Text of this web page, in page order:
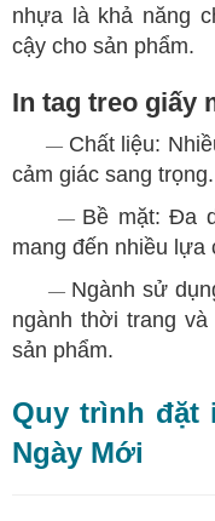
nhựa là khả năng
cậy cho sản phẩm.
In tag treo giấy
— Chất liệu:
cảm giác sang trọng.
— Bề mặt: Đa
mang đến nhiều lựa
— Ngành sử
ngành thời trang
sản phẩm.
Quy trình đặt
Ngày Mới